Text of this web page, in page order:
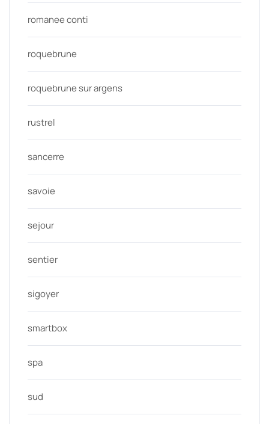
romanee conti
roquebrune
roquebrune sur argens
rustrel
sancerre
savoie
sejour
sentier
sigoyer
smartbox
spa
sud